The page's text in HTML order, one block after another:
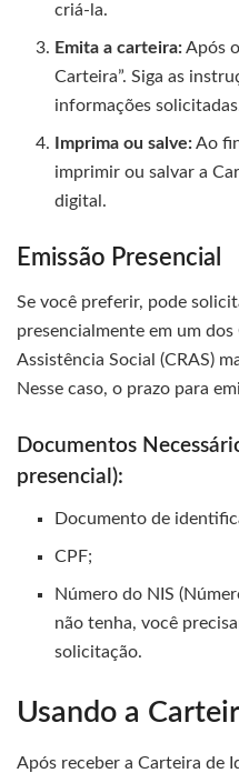
criá-la.
Emita a carteira:Após
Carteira”. Siga as
informações
Imprima ou salve:Ao
imprimir ou salvar a
digital.
Emissão Presencial
Se você preferir, pode
presencialmente em um
Assistência Social (CRAS)
Nesse caso, o prazo para
Documentos
presencial):
Documento de
CPF;
Número do NIS
não tenha, você
solicitação.
Usando a
Após receber a Carteira de